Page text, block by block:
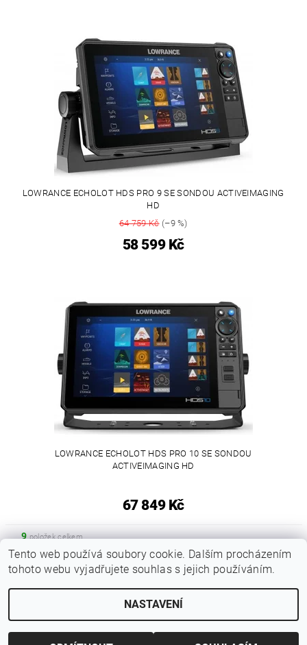
LOWRANCE ECHOLOT HDS PRO 9 SE SONDOU ACTIVEIMAGING
HD
64 759 Kč(–9 %)
58 599 Kč
LOWRANCE ECHOLOT HDS PRO 10 SE SONDOU
ACTIVEIMAGING HD
67 849 Kč
9položek celkem
Zboží.cz Heureka.cz
2026 © Kaprařina.cz, všechna práva vyhrazenaUpravit nastavení cookies
Tento web používá soubory cookie. Dalším procházením
tohoto webu vyjadřujete souhlas s jejich používáním.
NASTAVENÍ